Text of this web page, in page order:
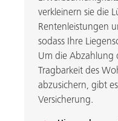
verkleinern sie die
Rentenleistungen
sodass Ihre
Um die Abzahlung
Tragbarkeit des
abzusichern, gibt
Versicherung.